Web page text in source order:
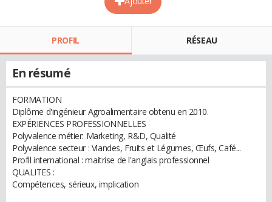
PROFIL RÉSEAU
En résumé
FORMATION
Diplôme d'ingénieur Agroalimentaire obtenu en 2010.
EXPÉRIENCES PROFESSIONNELLES
Polyvalence métier: Marketing, R&D, Qualité
Polyvalence secteur : Viandes, Fruits et Légumes, Œufs, Café...
Profil international : maitrise de l'anglais professionnel
QUALITES :
Compétences, sérieux, implication